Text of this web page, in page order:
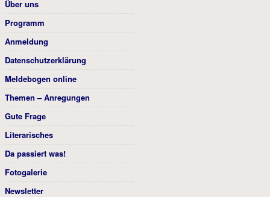
Über uns
Programm
Anmeldung
Datenschutzerklärung
Meldebogen online
Themen – Anregungen
Gute Frage
Literarisches
Da passiert was!
Fotogalerie
Newsletter